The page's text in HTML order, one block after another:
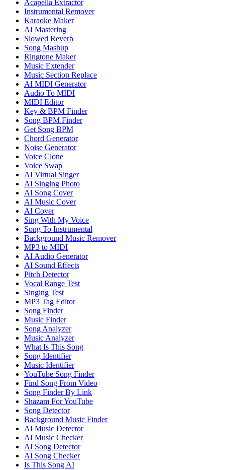
Acapella Extractor
Instrumental Remover
Karaoke Maker
AI Mastering
Slowed Reverb
Song Mashup
Ringtone Maker
Music Extender
Music Section Replace
AI MIDI Generator
Audio To MIDI
MIDI Editor
Key & BPM Finder
Song BPM Finder
Get Song BPM
Chord Generator
Noise Generator
Voice Clone
Voice Swap
AI Virtual Singer
AI Singing Photo
AI Song Cover
AI Music Cover
AI Cover
Sing With My Voice
Song To Instrumental
Background Music Remover
MP3 to MIDI
AI Audio Generator
AI Sound Effects
Pitch Detector
Vocal Range Test
Singing Test
MP3 Tag Editor
Song Finder
Music Finder
Song Analyzer
Music Analyzer
What Is This Song
Song Identifier
Music Identifier
YouTube Song Finder
Find Song From Video
Song Finder By Link
Shazam For YouTube
Song Detector
Background Music Finder
AI Music Detector
AI Music Checker
AI Song Detector
AI Song Checker
Is This Song AI